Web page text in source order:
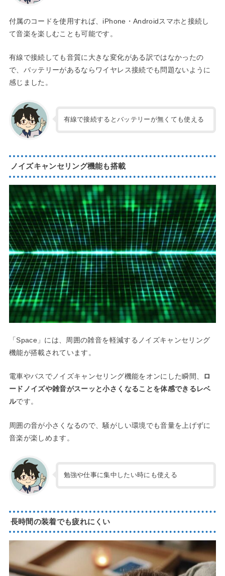
付属のコードを使用すれば、iPhone・Androidスマホと接続し
て音楽を楽しむことも可能です。
有線で接続しても音質に大きな変化がある訳ではなかったの
で、バッテリーがあるならワイヤレス接続でも問題ないように
感じました。
有線で接続するとバッテリーが無くても使える
ノイズキャンセリング機能も搭載
「Space」には、周囲の雑音を軽減するノイズキャンセリング
機能が搭載されています。
電車やバスでノイズキャンセリング機能をオンにした瞬間、
ロ
ードノイズや雑音がスーッと小さくなることを体感できるレベ
ルです。
周囲の音が小さくなるので、騒がしい環境でも音量を上げずに
音楽が楽しめます。
勉強や仕事に集中したい時にも使える
長時間の装着でも疲れにくい